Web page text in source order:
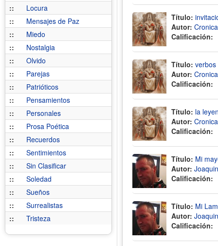
::
Locura
::
Mensajes de Paz
::
Miedo
::
Nostalgia
::
Olvido
::
Parejas
::
Patrióticos
::
Pensamientos
::
Personales
::
Prosa Poética
::
Recuerdos
::
Sentimientos
::
Sin Clasificar
::
Soledad
::
Sueños
::
Surrealistas
::
Tristeza
Título:
Autor:
Calificación:
Título: verbos
Autor:
Calificación:
Título: la
Autor:
Calificación:
Título: Mi
Autor:
Calificación:
Título: Mi
Autor:
Calificación: